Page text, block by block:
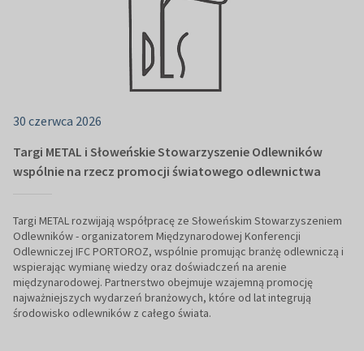
30 czerwca 2026
Targi METAL i Słoweńskie Stowarzyszenie Odlewników
wspólnie na rzecz promocji światowego odlewnictwa
Targi METAL rozwijają współpracę ze Słoweńskim Stowarzyszeniem
Odlewników - organizatorem Międzynarodowej Konferencji
Odlewniczej IFC PORTOROZ, wspólnie promując branżę odlewniczą i
wspierając wymianę wiedzy oraz doświadczeń na arenie
międzynarodowej. Partnerstwo obejmuje wzajemną promocję
najważniejszych wydarzeń branżowych, które od lat integrują
środowisko odlewników z całego świata.